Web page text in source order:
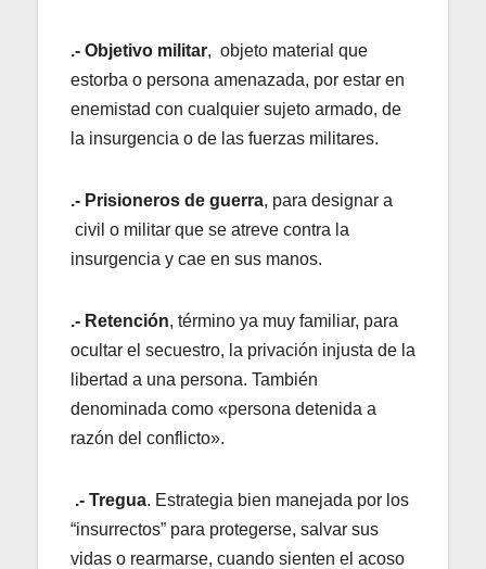
.- Objetivo militar, objeto material que
estorba o persona amenazada, por estar en
enemistad con cualquier sujeto armado, de
la insurgencia o de las fuerzas militares.
.- Prisioneros de guerra, para designar a
civil o militar que se atreve contra la
insurgencia y cae en sus manos.
.- Retención, término ya muy familiar, para
ocultar el secuestro, la privación injusta de la
libertad a una persona. También
denominada como «persona detenida a
razón del conflicto».
.- Tregua. Estrategia bien manejada por los
“insurrectos” para protegerse, salvar sus
vidas o rearmarse, cuando sienten el acoso